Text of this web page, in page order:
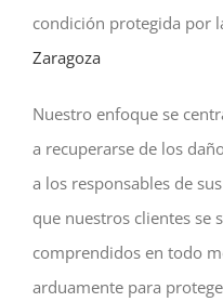
condición protegida por
Zaragoza
Nuestro enfoque se
a recuperarse de los
a los responsables de
que nuestros clientes se
comprendidos en todo
arduamente para